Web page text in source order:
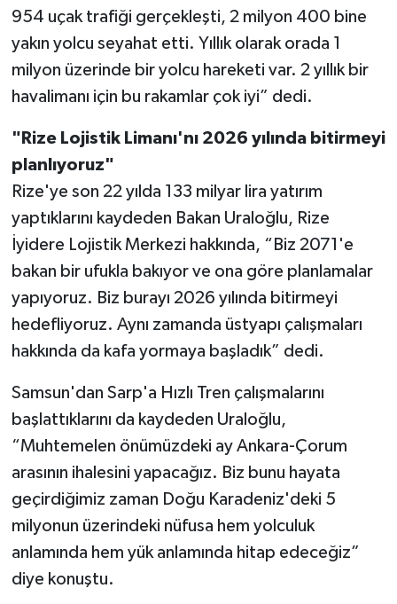
954 uçak trafiği gerçekleşti, 2 milyon 400 bine
yakın yolcu seyahat etti. Yıllık olarak orada 1
milyon üzerinde bir yolcu hareketi var. 2 yıllık bir
havalimanı için bu rakamlar çok iyi” dedi.
"Rize Lojistik Limanı'nı 2026 yılında bitirmeyi
planlıyoruz"
Rize'ye son 22 yılda 133 milyar lira yatırım
yaptıklarını kaydeden Bakan Uraloğlu, Rize
İyidere Lojistik Merkezi hakkında, “Biz 2071'e
bakan bir ufukla bakıyor ve ona göre planlamalar
yapıyoruz. Biz burayı 2026 yılında bitirmeyi
hedefliyoruz. Aynı zamanda üstyapı çalışmaları
hakkında da kafa yormaya başladık” dedi.
Samsun'dan Sarp'a Hızlı Tren çalışmalarını
başlattıklarını da kaydeden Uraloğlu,
“Muhtemelen önümüzdeki ay Ankara-Çorum
arasının ihalesini yapacağız. Biz bunu hayata
geçirdiğimiz zaman Doğu Karadeniz'deki 5
milyonun üzerindeki nüfusa hem yolculuk
anlamında hem yük anlamında hitap edeceğiz”
diye konuştu.